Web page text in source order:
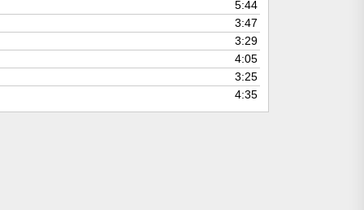
or
decrease
volume.
5:44
3:47
3:29
4:05
3:25
4:35